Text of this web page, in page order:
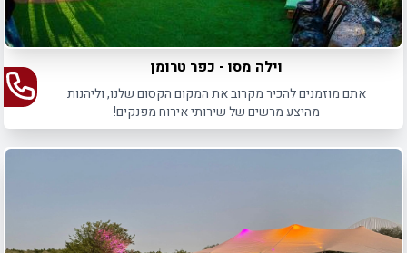
וילה מסו - כפר טרומן
אתם מוזמנים להכיר מקרוב את המקום הקסום שלנו, וליהנות
מהיצע מרשים של שירותי אירוח מפנקים!